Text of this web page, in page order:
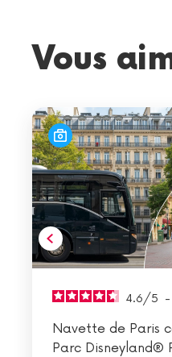
Vous
4.6/5 -
Navette de Paris
Parc Disneyland®